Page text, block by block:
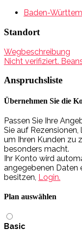
Baden-
Standort
Wegbeschreibung
Nicht verifiziert.
Anspruchsliste
Übernehmen Sie die
Passen Sie Ihre
Sie auf
um Ihren Kunden zu
besonders macht.
Ihr Konto wird
angegebenen Daten
besitzen, Login.
Plan auswählen
Basic